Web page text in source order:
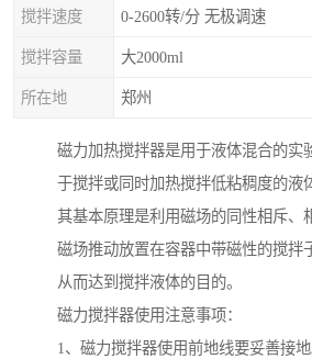
搅拌速度 0-2600转/分 无极调速
搅拌容量 大2000ml
所在地 郑州
磁力加热搅拌器是用于液体混合的实
于搅拌或同时加热搅拌低粘稠度的液
其基本原理是利用磁场的同性相斥、
磁场推动放置在容器中带磁性的搅拌
从而达到搅拌液体的目的。
磁力搅拌器使用注意事项：
1、磁力搅拌器使用前地线要妥善接地